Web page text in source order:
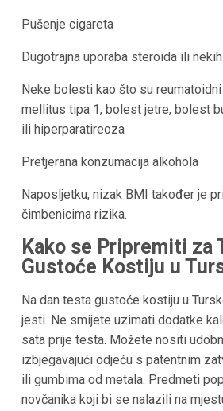
Pušenje cigareta
Dugotrajna uporaba steroida ili
Neke bolesti kao što su
mellitus tipa 1, bolest jetre, bolest
ili hiperparatireoza
Pretjerana konzumacija alkohola
Naposljetku, nizak BMI također je
čimbenicima rizika.
Kako se Pripremiti za
Gustoće Kostiju u
Na dan testa gustoće kostiju u
jesti. Ne smijete uzimati dodatke
sata prije testa. Možete nositi
izbjegavajući odjeću s patentnim
ili gumbima od metala. Predmeti
novčanika koji bi se nalazili na